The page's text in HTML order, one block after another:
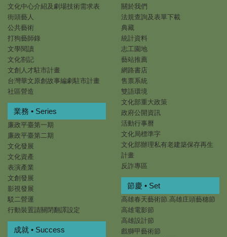
文化中心介紹及劇場技術需求表
街頭藝人
公共藝術
打狗藝師錄
文學閱讀
文化劄記
文創人才駐市計畫
台灣華文原創故事編劇駐市計畫
社區營造
關於我們
法規查詢及表單下載
典藏
統計資料
志工園地
藝站推薦
網路書店
售票系統
雙語環境
文化部重大政策
政府公開資訊
活動行事曆
文化局標準字
文化部辦理私有老建築保存再生
計畫
反詐專區
業務 • Series
廉政平臺第一期
廉政平臺第二期
文化發展
文化資產
表演產業
文創發展
影視發展
駁二營運
行動裝置請關閉翻譯設定
節慶 • Set
高雄春天藝術節.高雄庄頭藝穗節
高雄電影節
高雄設計節
戲獅甲藝術節
成就 • Success